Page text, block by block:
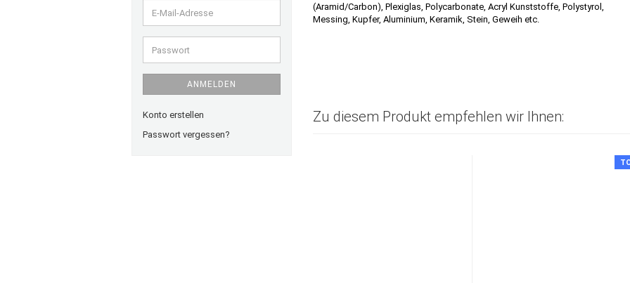
(Aramid/Carbon), Plexiglas, Polycarbonate, Acryl Kunststoffe, Polystyrol,
Messing, Kupfer, Aluminium, Keramik, Stein, Geweih etc.
Zu diesem Produkt empfehlen wir Ihnen:
E-
Mail-
Adresse
Passwort
ANMELDEN
Konto erstellen
Passwort vergessen?